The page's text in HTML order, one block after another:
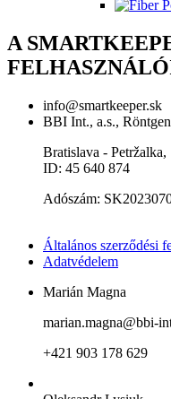
A
info@smartkeeper.sk
BBI Int., a.s.,
Bratislava - Petržalka,
ID: 45 640 874
Adószám:
Általános szerződési
Adatvédelem
Marián Magna
marian.magna@bbi-
+421 903 178 629